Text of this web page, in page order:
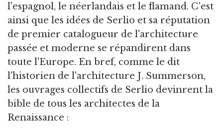
l'espagnol, le néerlandais et le flamand. C'est
ainsi que les idées de Serlio et sa réputation
de premier catalogueur de l'architecture
passée et moderne se répandirent dans
toute l'Europe. En bref, comme le dit
l'historien de l'architecture J. Summerson,
les ouvrages collectifs de Serlio devinrent la
bible de tous les architectes de la
Renaissance :